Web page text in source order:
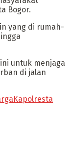
Bogor.
yang di rumah-
untuk menjaga
di jalan
Kapolresta